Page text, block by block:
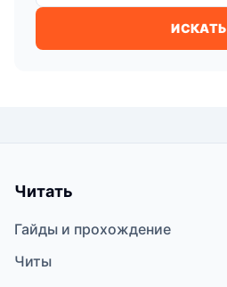
ИСКАТЬ
Читать
Гайды и прохождение
Читы